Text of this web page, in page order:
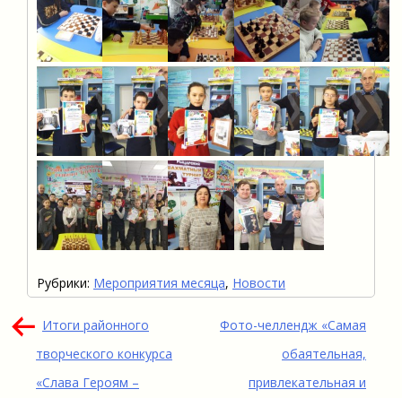
Рубрики: Мероприятия месяца, Новости
Навигация
по
записям
Итоги районного
творческого конкурса
«Слава Героям –
Фото-челлендж «Самая
обаятельная,
привлекательная и